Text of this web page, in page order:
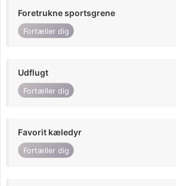
Foretrukne sportsgrene
Fortæller dig
Udflugt
Fortæller dig
Favorit kæledyr
Fortæller dig